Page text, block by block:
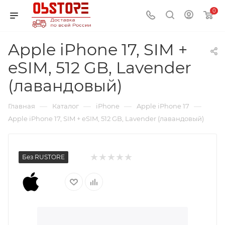
0
Apple iPhone 17, SIM +
eSIM, 512 GB, Lavender
(лавандовый)
Главная — Каталог — iPhone — Apple iPhone 17 —
Apple iPhone 17, SIM + eSIM, 512 GB, Lavender (лавандовый)
Без RUSTORE